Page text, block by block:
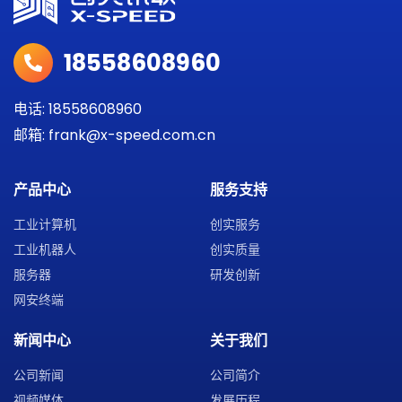
18558608960
电话: 18558608960
邮箱: frank@x-speed.com.cn
产品中心
工业计算机
工业机器人
服务器
网安终端
服务支持
创实服务
创实质量
研发创新
新闻中心
公司新闻
关于我们
公司简介